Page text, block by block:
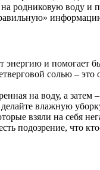
воду и
и помогает
солью – это
на воду, а затем
влажную
взяли на себя
подозрение, что